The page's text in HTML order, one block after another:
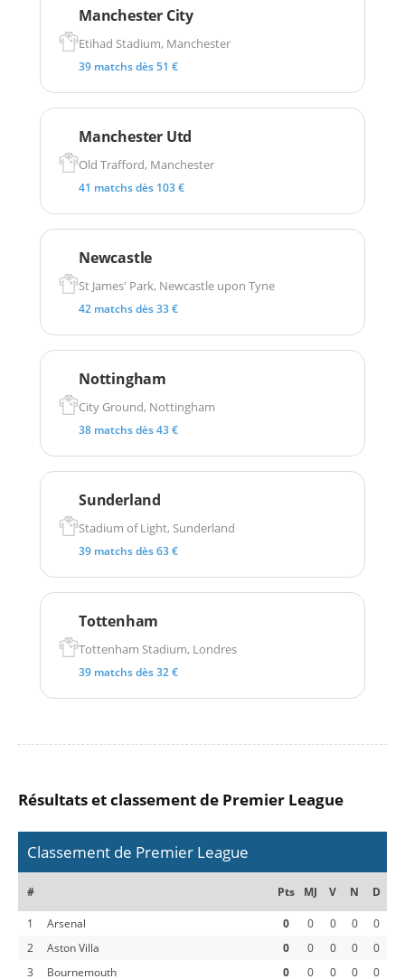
Manchester City
Etihad Stadium, Manchester
39 matchs dès 51 €
Manchester Utd
Old Trafford, Manchester
41 matchs dès 103 €
Newcastle
St James' Park, Newcastle upon Tyne
42 matchs dès 33 €
Nottingham
City Ground, Nottingham
38 matchs dès 43 €
Sunderland
Stadium of Light, Sunderland
39 matchs dès 63 €
Tottenham
Tottenham Stadium, Londres
39 matchs dès 32 €
Résultats et classement de Premier League
Classement de Premier League
# Pts MJ V N D
1 Arsenal 0 0 0 0
0
2
Aston Villa 0 0 0 0
0
3
Bournemouth 0 0 0 0 0